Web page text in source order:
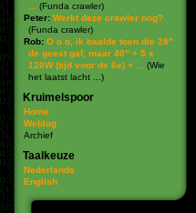
(Funda crawler)
Peter: Werkt deze crawler nog?
(Funda crawler)
Rob: O o o, ik baalde toen die 28"
de geest gaf, maar 40" + 5 x
120W (tijd voor de 6e) + ...
(Wie
het laatst lacht ... )
Kruimelspoor
Home
Weblog
Archief
Taalkeuze
Nederlands
English